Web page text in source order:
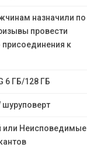
назначили по
провести
к
6 ГБ/128 ГБ
шуруповерт
или Неисповедимые